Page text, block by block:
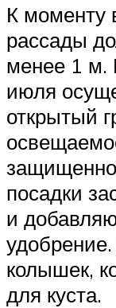
К моменту
рассады
менее 1 м.
июля
открытый
посадки
и
колышек,
для куста.